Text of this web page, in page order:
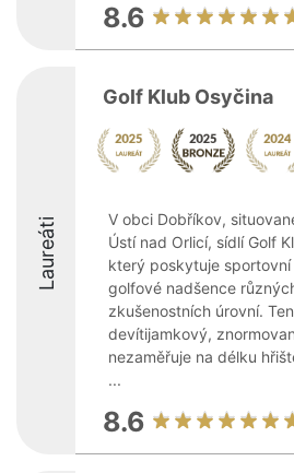
8.6
Laureáti
Golf Klub Osyčina
V obci Dobříkov,
Ústí nad Orlicí, sídlí Golf
který poskytuje
golfové nadšence
zkušenostních úrovní.
devítijamkový,
nezaměřuje na délku
...
8.6